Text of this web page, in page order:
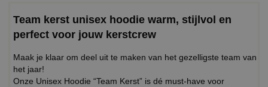
Team kerst unisex hoodie warm, stijlvol en
perfect voor jouw kerstcrew
Maak je klaar om deel uit te maken van het gezelligste team van
het jaar!
Onze Unisex Hoodie “Team Kerst” is dé must-have voor